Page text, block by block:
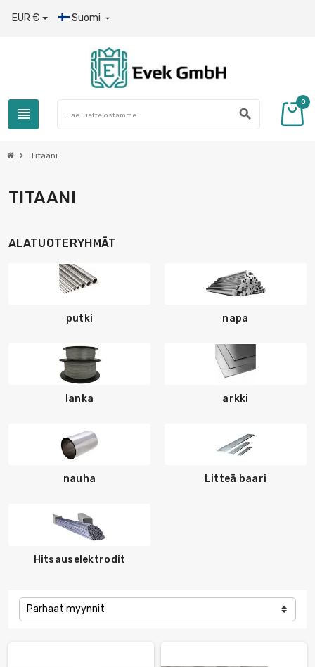
EUR € Suomi 
view_headline search
0
chevron_right Titaani
TITAANI
ALATUOTERYHMÄT
putki napa
lanka arkki
nauha Litteä baari
Hitsauselektrodit
Parhaat myynnit